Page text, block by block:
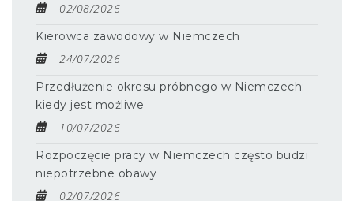
02/08/2026
Kierowca zawodowy w Niemczech
24/07/2026
Przedłużenie okresu próbnego w Niemczech:
kiedy jest możliwe
10/07/2026
Rozpoczęcie pracy w Niemczech często budzi
niepotrzebne obawy
02/07/2026